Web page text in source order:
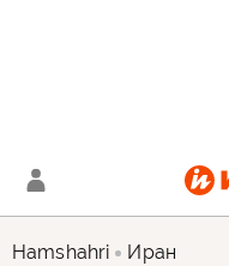
Hamshahri Иран